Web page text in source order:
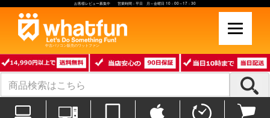
お客様レビュー募集中 営業時間：平日 月～金曜日 10：00～17：30
中古パソコン販売のワットファン